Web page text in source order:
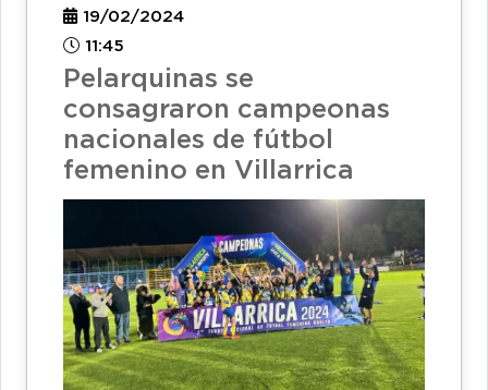
19/02/2024
11:45
Pelarquinas se
consagraron campeonas
nacionales de fútbol
femenino en Villarrica